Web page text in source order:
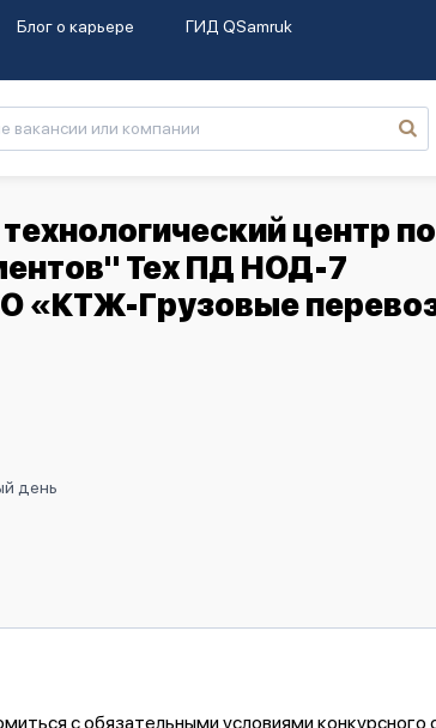
Блог о карьере ГИД QSamruk
центр по
Тех ПД НОД-7
«КТЖ-Грузовые
день
с обязательными условиями конкурсного